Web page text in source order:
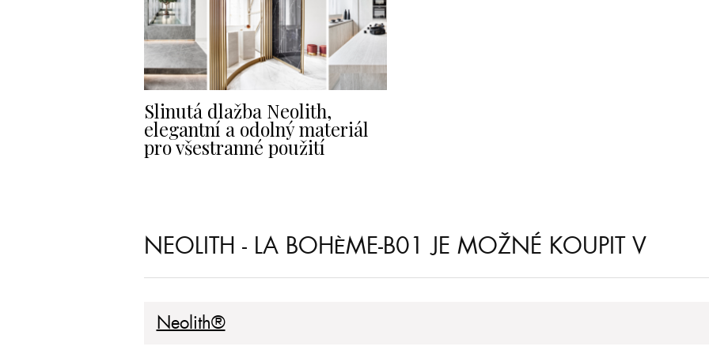
Slinutá dlažba Neolith,
elegantní a odolný materiál
pro všestranné použití
NEOLITH - LA BOHÈME-B01 JE MOŽNÉ KOUPIT V
Neolith®